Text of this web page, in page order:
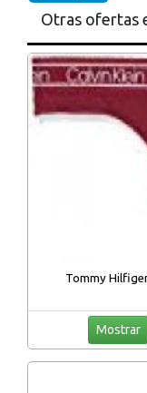
Otras ofertas
Tommy
Mostrar